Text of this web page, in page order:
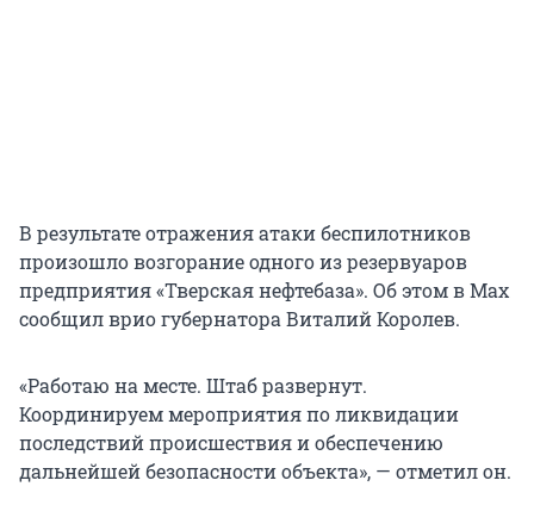
В результате отражения атаки беспилотников
произошло возгорание одного из резервуаров
предприятия «Тверская нефтебаза». Об этом в Max
сообщил врио губернатора Виталий Королев.
«Работаю на месте. Штаб развернут.
Координируем мероприятия по ликвидации
последствий происшествия и обеспечению
дальнейшей безопасности объекта», — отметил он.